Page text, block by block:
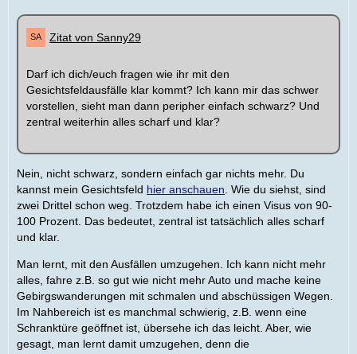
Zitat von Sanny29
Darf ich dich/euch fragen wie ihr mit den
Gesichtsfeldausfälle klar kommt? Ich kann mir das schwer
vorstellen, sieht man dann peripher einfach schwarz? Und
zentral weiterhin alles scharf und klar?
Nein, nicht schwarz, sondern einfach gar nichts mehr. Du
kannst mein Gesichtsfeld hier anschauen . Wie du siehst, sind
zwei Drittel schon weg. Trotzdem habe ich einen Visus von 90-
100 Prozent. Das bedeutet, zentral ist tatsächlich alles scharf
und klar.
Man lernt, mit den Ausfällen umzugehen. Ich kann nicht mehr
alles, fahre z.B. so gut wie nicht mehr Auto und mache keine
Gebirgswanderungen mit schmalen und abschüssigen Wegen.
Im Nahbereich ist es manchmal schwierig, z.B. wenn eine
Schranktüre geöffnet ist, übersehe ich das leicht. Aber, wie
gesagt, man lernt damit umzugehen, denn die